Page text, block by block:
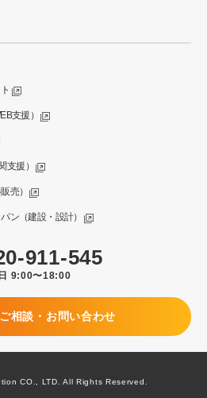
支援）
支援）
売）
ン（建設・設計）
911-545
9:00〜18:00
相談・お問い合わせ
CO., LTD. All Rights Reserved.